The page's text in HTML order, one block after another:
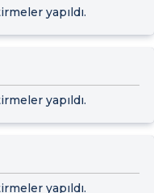
yapıldı.
yapıldı.
yapıldı.